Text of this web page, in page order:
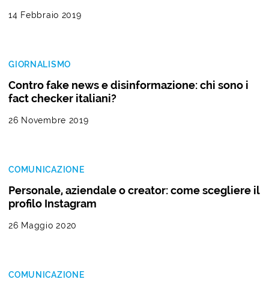
14 Febbraio 2019
GIORNALISMO
Contro fake news e disinformazione: chi sono i
fact checker italiani?
26 Novembre 2019
COMUNICAZIONE
Personale, aziendale o creator: come scegliere il
profilo Instagram
26 Maggio 2020
COMUNICAZIONE